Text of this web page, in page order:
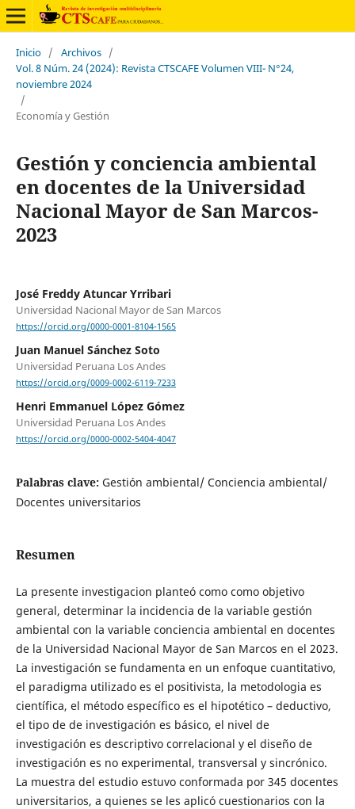
Inicio / Archivos /
Vol. 8 Núm. 24 (2024): Revista CTSCAFE Volumen VIII- N°24,
noviembre 2024
/
Economía y Gestión
Gestión y conciencia ambiental
en docentes de la Universidad
Nacional Mayor de San Marcos-
2023
José Freddy Atuncar Yrribari
Universidad Nacional Mayor de San Marcos
https://orcid.org/0000-0001-8104-1565
Juan Manuel Sánchez Soto
Universidad Peruana Los Andes
https://orcid.org/0009-0002-6119-7233
Henri Emmanuel López Gómez
Universidad Peruana Los Andes
https://orcid.org/0000-0002-5404-4047
Palabras clave: Gestión ambiental/ Conciencia ambiental/
Docentes universitarios
Resumen
La presente investigacion planteó como como objetivo
general, determinar la incidencia de la variable gestión
ambiental con la variable conciencia ambiental en docentes
de la Universidad Nacional Mayor de San Marcos en el 2023.
La investigación se fundamenta en un enfoque cuantitativo,
el paradigma utilizado es el positivista, la metodologia es
científica, el método específico es el hipotético – deductivo,
el tipo de de investigación es básico, el nivel de
investigación es descriptivo correlacional y el diseño de
investigación es no experimental, transversal y sincrónico.
La muestra del estudio estuvo conformada por 345 docentes
universitarios, a quienes se les aplicó cuestionarios con la